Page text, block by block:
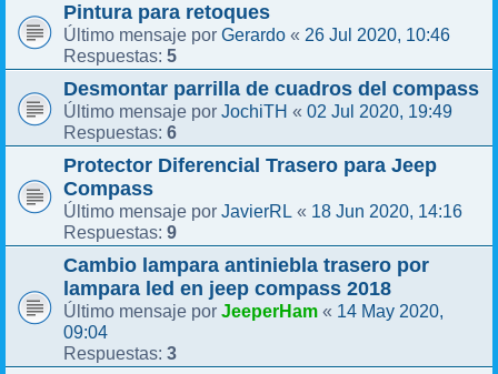
Pintura para retoques
Último mensaje por Gerardo « 26 Jul 2020, 10:46
Respuestas: 5
Desmontar parrilla de cuadros del compass
Último mensaje por JochiTH « 02 Jul 2020, 19:49
Respuestas: 6
Protector Diferencial Trasero para Jeep
Compass
Último mensaje por JavierRL « 18 Jun 2020, 14:16
Respuestas: 9
Cambio lampara antiniebla trasero por
lampara led en jeep compass 2018
Último mensaje por JeeperHam « 14 May 2020,
09:04
Respuestas: 3